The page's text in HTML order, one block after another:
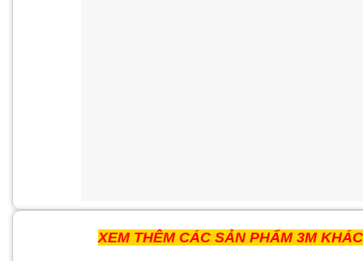
XEM THÊM CÁC SẢN PHẨM 3M